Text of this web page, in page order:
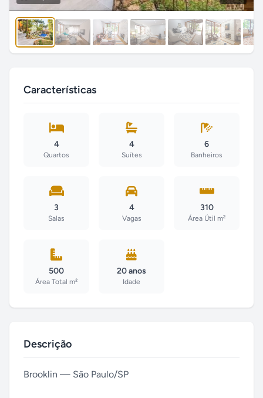
Características
4
Quartos
4
Suítes
6
Banheiros
3
Salas
4
Vagas
310
Área Útil m²
500
Área Total m²
20 anos
Idade
Descrição
Brooklin — São Paulo/SP